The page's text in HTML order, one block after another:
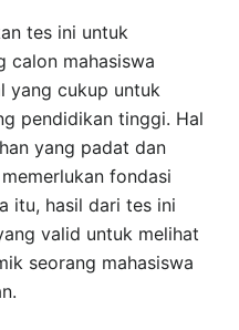
tes ini untuk
calon mahasiswa
yang cukup untuk
pendidikan tinggi. Hal
yang padat dan
fondasi
itu, hasil dari tes ini
valid untuk melihat
seorang mahasiswa